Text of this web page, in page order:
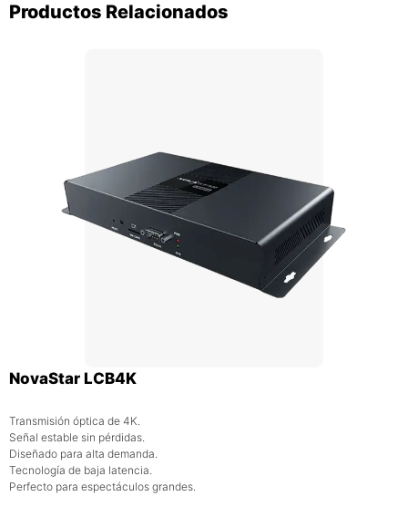
Productos Relacionados
NovaStar LCB4K
Transmisión óptica de 4K.
Señal estable sin pérdidas.
Diseñado para alta demanda.
Tecnología de baja latencia.
Perfecto para espectáculos grandes.